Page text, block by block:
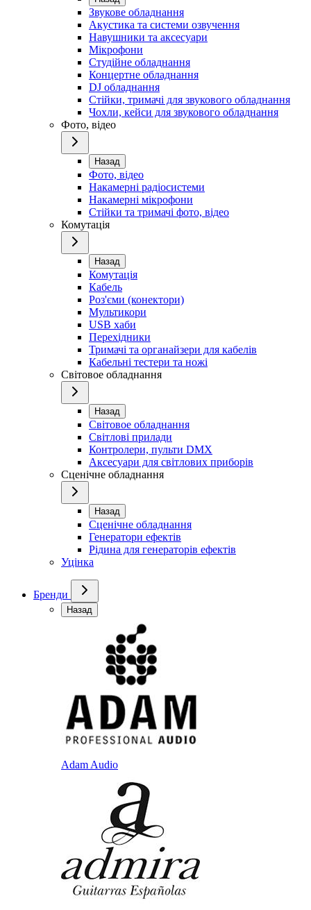
Звукове обладнання
Акустика та системи озвучення
Навушники та аксесуари
Мікрофони
Студійне обладнання
Концертне обладнання
DJ обладнання
Стійки, тримачі для звукового обладнання
Чохли, кейси для звукового обладнання
Фото, відео
Назад
Фото, відео
Накамерні радіосистеми
Накамерні мікрофони
Стійки та тримачі фото, відео
Комутація
Назад
Комутація
Кабель
Роз'єми (конектори)
Мультикори
USB хаби
Перехідники
Тримачі та органайзери для кабелів
Кабельні тестери та ножі
Світовое обладнання
Назад
Світовое обладнання
Світлові прилади
Контролери, пульти DMX
Аксесуари для світлових приборів
Сценічне обладнання
Назад
Сценічне обладнання
Генератори ефектів
Рідина для генераторів ефектів
Уцінка
Бренди
Назад
Adam Audio